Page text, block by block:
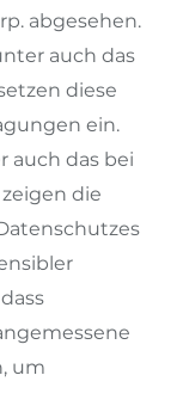
abgesehen.
auch das
diese
ein.
auch das bei
die
um